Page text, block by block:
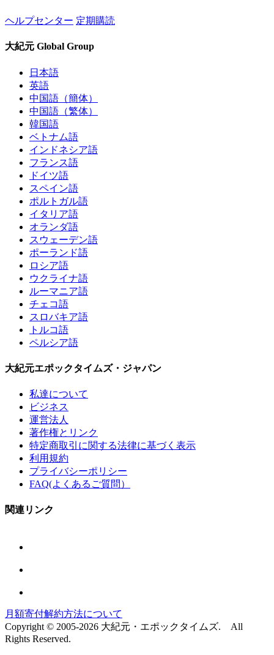
ヘルプセンター 定期購読
大紀元 Global Group
日本語
英語
中国語（簡体）
中国語（繁体）
韓国語
ベトナム語
インドネシア語
フランス語
ドイツ語
スペイン語
ポルトガル語
イタリア語
オランダ語
スウェーデン語
ポーランド語
ロシア語
ウクライナ語
ルーマニア語
チェコ語
スロバキア語
トルコ語
ペルシア語
大紀元エポックタイムズ・ジャパン
私達について
ビジネス
運営法人
著作権とリンク
特定商取引に関する法律に基づく表示
利用規約
プライバシーポリシー
FAQ(よくあるご質問）
関連リンク
月額寄付解約方法について
Copyright © 2005-2026 大紀元・エポックタイムズ. All
Rights Reserved.